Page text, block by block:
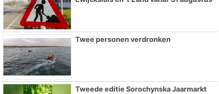
Twee personen verdronken
Tweede editie Sorochynska Jaarmarkt